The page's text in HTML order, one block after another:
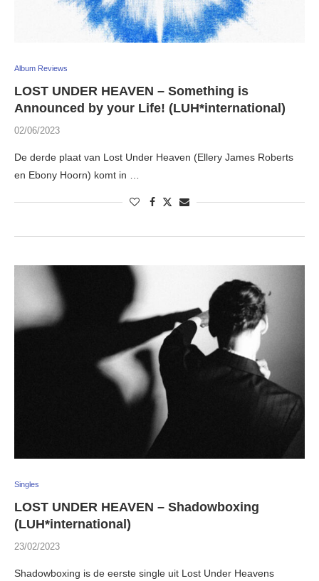
Album Reviews
LOST UNDER HEAVEN – Something is
Announced by your Life! (LUH*international)
02/06/2023
De derde plaat van Lost Under Heaven (Ellery James Roberts
en Ebony Hoorn) komt in …
Singles
LOST UNDER HEAVEN – Shadowboxing
(LUH*international)
23/02/2023
Shadowboxing is de eerste single uit Lost Under Heavens